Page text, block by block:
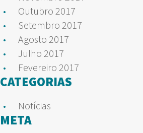
Outubro 2017
Setembro 2017
Agosto 2017
Julho 2017
Fevereiro 2017
CATEGORIAS
Notícias
META